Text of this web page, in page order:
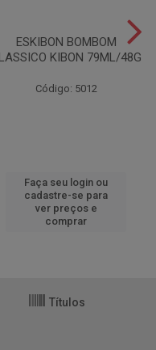
ESKIBON BOMBOM
KIBON 79ML/48G
Código: 5012
Faça seu login ou
cadastre-se para
ver preços e
comprar
Títulos